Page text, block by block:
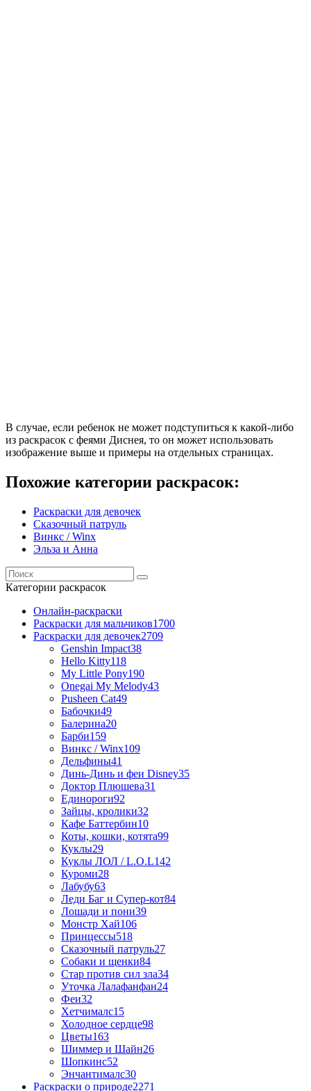
В случае, если ребенок не может подступиться к какой-либо
из раскрасок с феями Диснея, то он может использовать
изображение выше и примеры на отдельных страницах.
Похожие категории раскрасок:
Раскраски для девочек
Сказочный патруль
Винкс / Winx
Эльза и Анна
Категории раскрасок
Онлайн-раскраски
Раскраски для мальчиков1700
Раскраски для девочек2709
Genshin Impact38
Hello Kitty118
My Little Pony190
Onegai My Melody43
Pusheen Cat49
Бабочки49
Балерина20
Барби159
Винкс / Winx109
Дельфины41
Динь-Динь и феи Disney35
Доктор Плюшева31
Единороги92
Зайцы, кролики32
Кафе Баттербин10
Коты, кошки, котята99
Куклы29
Куклы ЛОЛ / L.O.L142
Куроми28
Лабубу63
Леди Баг и Супер-кот84
Лошади и пони39
Монстр Хай106
Принцессы518
Сказочный патруль27
Собаки и щенки84
Стар против сил зла34
Уточка Лалафанфан24
Феи32
Хетчималс15
Холодное сердце98
Цветы163
Шиммер и Шайн26
Шопкинс52
Энчантималс30
Раскраски о природе2271